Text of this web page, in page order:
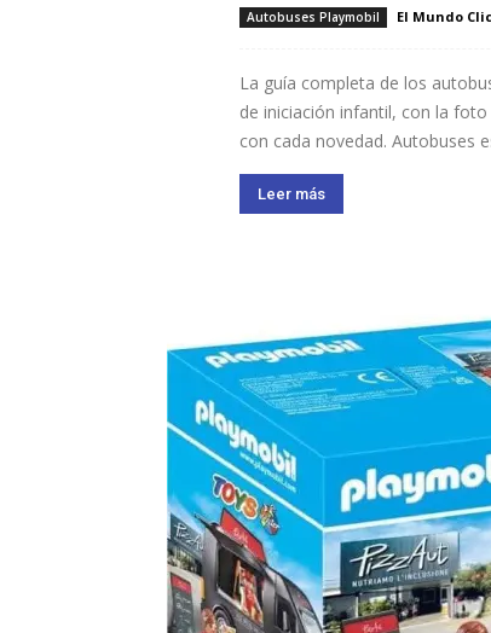
Autobuses Playmobil El Mundo
La guía completa de los
de iniciación infantil, con la
con cada novedad. Autobuses
Leer más